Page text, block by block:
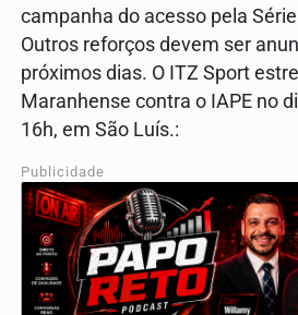
campanha do acesso pela
Outros reforços devem ser
próximos dias. O ITZ Sport
Maranhense contra o IAPE no
16h, em São Luís.:
Publicidade